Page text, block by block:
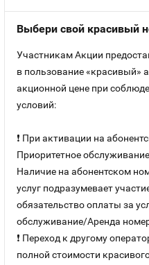
Выбери свой красивый
Участникам Акции
в пользование «красивый»
акционной цене при
условий:
❗ При активации на
Приоритетное
Наличие на абонентском
услуг подразумевает
обязательство оплаты за
обслуживание/Аренда
❗ Переход к другому
полной стоимости